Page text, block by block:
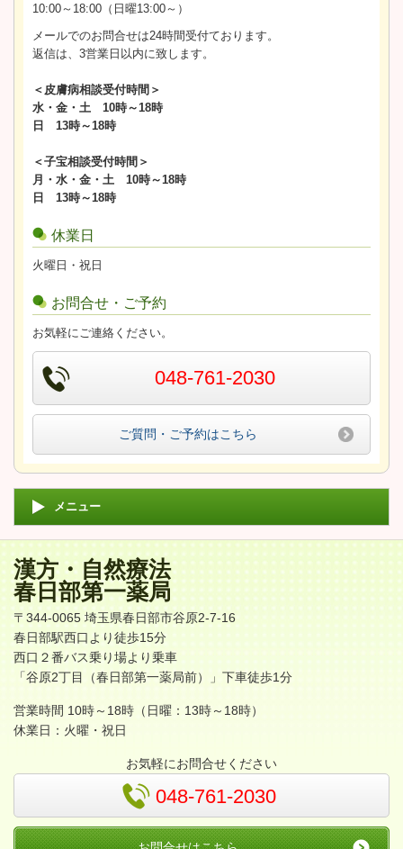
10:00～18:00（日曜13:00～）
メールでのお問合せは24時間受付ております。
返信は、3営業日以内に致します。
＜皮膚病相談受付時間＞
水・金・土 10時～18時
日 13時～18時
＜子宝相談受付時間＞
月・水・金・土 10時～18時
日 13時～18時
休業日
火曜日・祝日
お問合せ・ご予約
お気軽にご連絡ください。
048-761-2030
ご質問・ご予約はこちら
メニュー
漢方・自然療法
春日部第一薬局
〒344-0065 埼玉県春日部市谷原2-7-16
春日部駅西口より徒歩15分
西口２番バス乗り場より乗車
「谷原2丁目（春日部第一薬局前）」下車徒歩1分
営業時間 10時～18時（日曜：13時～18時）
休業日：火曜・祝日
お気軽にお問合せください
048-761-2030